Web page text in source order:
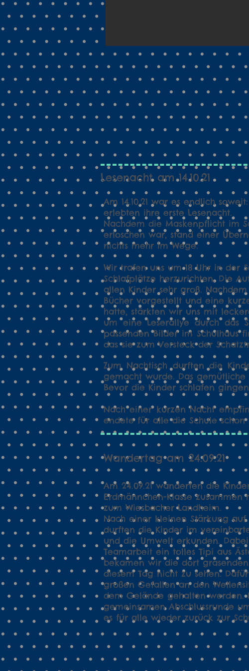
Lesenacht am 14.10.21
Am 14.10.21 war es endlich
erlebten ihre erste Lesenacht.
Nachdem die Maskenpflicht im
erloschen war, stand einer
nichts mehr im Wege.
Wir trafen uns um 18 Uhr in der
Schlafplätze herzurichten. Die
allen Kinder sehr groß.
Bücher vorgestellt und eine
hatte, stärkten wir uns mit
um eine Leserallye durch das
passenden Bilder im Schulhaus
das sie zum Versteck der
Zum Nachtisch durften die
gemacht wurde. Das
Bevor die Kinder schlafen
Nach einer kurzen Nacht
endete für alle die Schule
Wandertag am 24.09.21
Am 24.09.21 wanderten die
Erdmännchen-Klasse zusammen
zum Wiesbacher Landheim.
Nach einer kleinen Stärkung
durften die Kinder im
und die Umwelt erkunden.
Teamarbeit ein tolles Tipi aus
bekamen wir die dort grasenden
diesem Tag nicht zu sehen.
großen Gefallen an den
dem Gelände gehalten werden.
gemeinsamen Abschlussrunde
es für alle wieder zurück zur